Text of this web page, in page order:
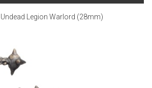
Legion Warlord (28mm)